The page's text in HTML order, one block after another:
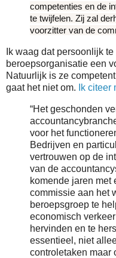
competenties en de
te twijfelen. Zij zal
voorzitter van de
Ik waag dat persoonlijk
beroepsorganisatie een
Natuurlijk is ze
gaat het niet om. Ik citeer
“Het geschonden
voor het
Bedrijven en
vertrouwen op de
van de
komende jaren met
commissie aan het
beroepsgroep te
economisch
hervinden en te
essentieel, niet
controletaken maar